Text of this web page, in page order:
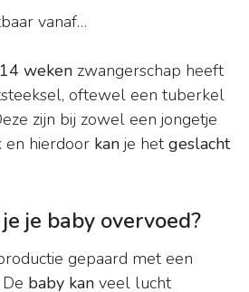
vanaf…
14 weken zwangerschap heeft
oftewel een tuberkel
zijn bij zowel een jongetje
en hierdoor kan je hetgeslacht
je baby overvoed?
gepaard met een
baby kan veel lucht